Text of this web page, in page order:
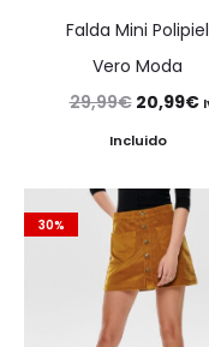
Falda Mini Polipiel
Vero Moda
29,99€ El
precio
era:
29,99€.
20,99€
Incluido
30%